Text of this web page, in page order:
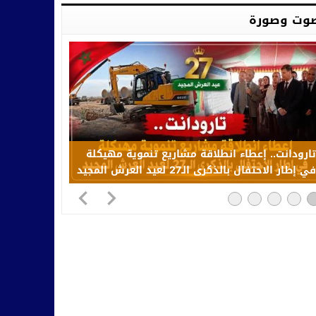
وصورة
تارودانت.. إعطاء انطلاقة مشاريع تنموية مهيكلة
في إطار الاحتفال بالذكرى الـ27 لعيد العرش المجيد